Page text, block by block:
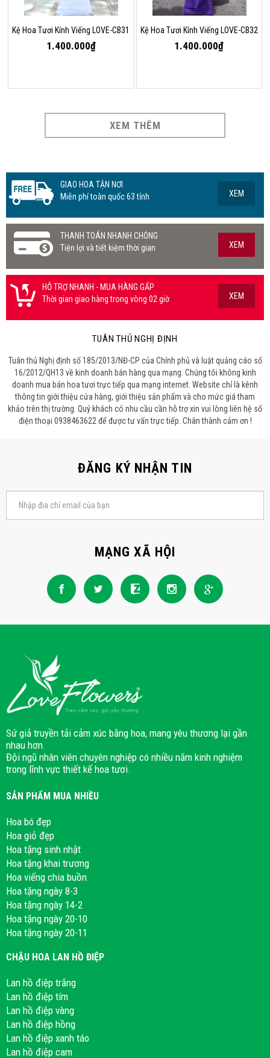
Kệ Hoa Tươi Kính Viếng LOVE-CB31
1.400.000₫
Kệ Hoa Tươi Kính Viếng LOVE-CB32
1.400.000₫
XEM THÊM
GIAO HOA TẬN NƠI
Miễn phí toàn quốc 63 tỉnh
XEM
THANH TOÁN NHANH CHÓNG
Tiện lợi và tiết kiệm thời gian
XEM
HỖ TRỢ NHANH - MUA HÀNG GẤP
Thời gian giao hàng trong vòng 02 giờ
XEM
TUÂN THỦ NGHỊ ĐỊNH
Tuân thủ Nghị định số 185/2013/NĐ-CP của Chính phủ và luật quảng cáo số
16/2012/QH13 về kinh doanh bán hàng qua mạng. Chúng tôi không kinh
doanh mua bán hoa tươi trực tiếp qua mạng internet. Website chỉ là kênh
thông tin giới thiệu cửa hàng, giới thiệu sản phẩm và cho mức giá tham
khảo trên thị trường. Quý khách có nhu cầu cần hỗ trợ xin vui lòng liên hệ số
điện thoại 0938463622 để được tư vấn trực tiếp. Chân thành cảm ơn !
ĐĂNG KÝ NHẬN TIN
MẠNG XÃ HỘI
Sứ giả truyền tải cảm xúc bằng hoa, mang yêu thương lại gần
nhau hơn.
Đội ngũ nhân viên chuyên nghiệp có nhiều năm kinh nghiệm
trong lĩnh vực thiết kế hoa tươi.
SẢN PHẨM MUA NHIỀU
Hoa bó đẹp
Hoa giỏ đẹp
Hoa tặng sinh nhật
Hoa tặng khai trương
Hoa viếng chia buồn
Hoa tặng ngày 8-3
Hoa tặng ngày 14-2
Hoa tặng ngày 20-10
Hoa tặng ngày 20-11
CHẬU HOA LAN HỒ ĐIỆP
Lan hồ điệp trắng
Lan hồ điệp tím
Lan hồ điệp vàng
Lan hồ điệp hồng
Lan hồ điệp xanh táo
Lan hồ điệp cam